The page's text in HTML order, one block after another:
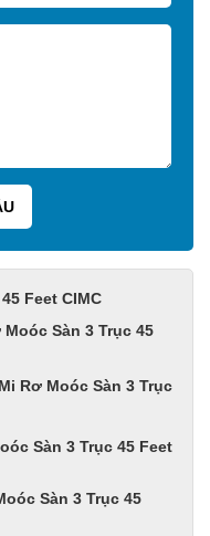
Feet CIMC
Sàn 3 Trục 45
Rơ Moóc Sàn 3 Trục
Sàn 3 Trục 45 Feet
Sàn 3 Trục 45